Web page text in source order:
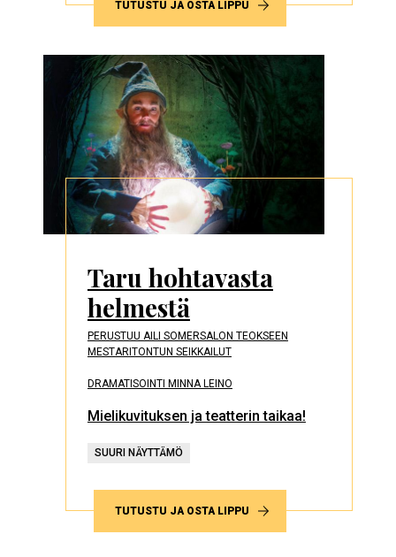
TUTUSTU JA OSTA LIPPU
Taru hohtavasta
helmestä
PERUSTUU AILI SOMERSALON TEOKSEEN
MESTARITONTUN SEIKKAILUT
DRAMATISOINTI MINNA LEINO
Mielikuvituksen ja teatterin taikaa!
SUURI NÄYTTÄMÖ
TUTUSTU JA OSTA LIPPU